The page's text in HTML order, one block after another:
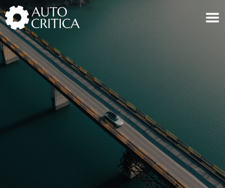
Skip
to
content